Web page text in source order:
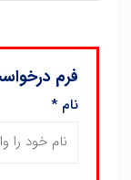
فرم
نام*